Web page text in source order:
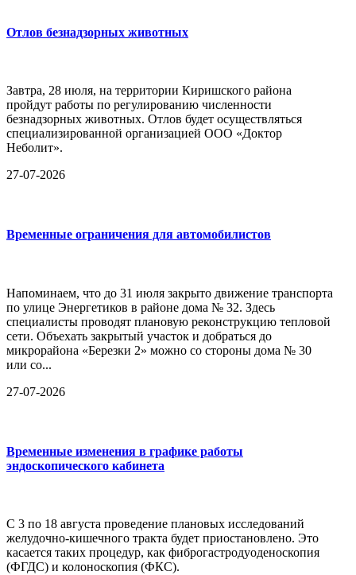
Отлов безнадзорных животных
Завтра, 28 июля, на территории Киришского района
пройдут работы по регулированию численности
безнадзорных животных. Отлов будет осуществляться
специализированной организацией ООО «Доктор
Неболит».
27-07-2026
Временные ограничения для автомобилистов
Напоминаем, что до 31 июля закрыто движение транспорта
по улице Энергетиков в районе дома № 32. Здесь
специалисты проводят плановую реконструкцию тепловой
сети. Объехать закрытый участок и добраться до
микрорайона «Березки 2» можно со стороны дома № 30
или со...
27-07-2026
Временные изменения в графике работы
эндоскопического кабинета
С 3 по 18 августа проведение плановых исследований
желудочно-кишечного тракта будет приостановлено. Это
касается таких процедур, как фиброгастродуоденоскопия
(ФГДС) и колоноскопия (ФКС).